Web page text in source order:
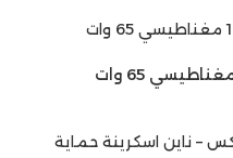
ناين كابل 4 في 1 مغناطيسي 65 وات